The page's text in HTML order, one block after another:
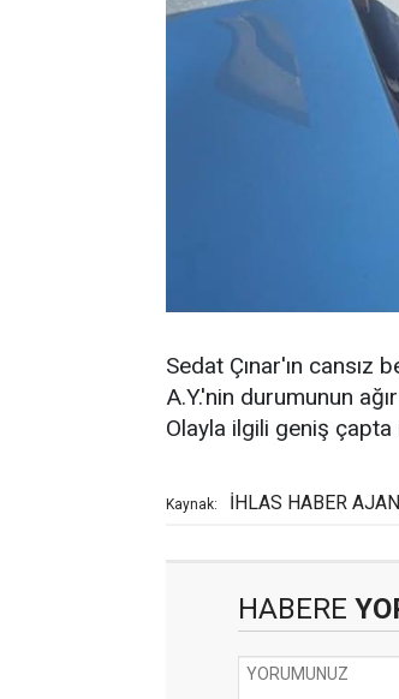
Sedat Çınar'ın cansız
A.Y.'nin durumunun
Olayla ilgili geniş çapta
Kaynak: İHLAS HABER
HABERE